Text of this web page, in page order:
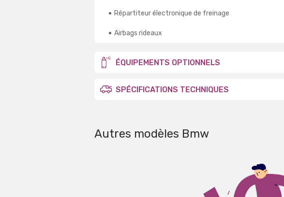
Répartiteur électronique de freinage
Airbags rideaux
ÉQUIPEMENTS OPTIONNELS
SPÉCIFICATIONS TECHNIQUES
Autres modèles Bmw